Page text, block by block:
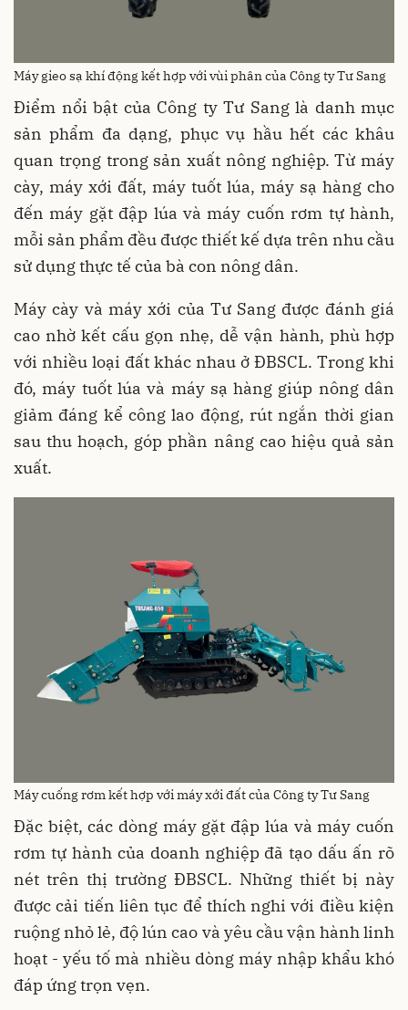
Máy gieo sạ khí động kết hợp với vùi phân của Công ty Tư Sang
Điểm nổi bật của Công ty Tư Sang là danh mục
sản phẩm đa dạng, phục vụ hầu hết các khâu
quan trọng trong sản xuất nông nghiệp. Từ máy
cày, máy xới đất, máy tuốt lúa, máy sạ hàng cho
đến máy gặt đập lúa và máy cuốn rơm tự hành,
mỗi sản phẩm đều được thiết kế dựa trên nhu cầu
sử dụng thực tế của bà con nông dân.
Máy cày và máy xới của Tư Sang được đánh giá
cao nhờ kết cấu gọn nhẹ, dễ vận hành, phù hợp
với nhiều loại đất khác nhau ở ĐBSCL. Trong khi
đó, máy tuốt lúa và máy sạ hàng giúp nông dân
giảm đáng kể công lao động, rút ngắn thời gian
sau thu hoạch, góp phần nâng cao hiệu quả sản
xuất.
Máy cuống rơm kết hợp với máy xới đất của Công ty Tư Sang
Đặc biệt, các dòng máy gặt đập lúa và máy cuốn
rơm tự hành của doanh nghiệp đã tạo dấu ấn rõ
nét trên thị trường ĐBSCL. Những thiết bị này
được cải tiến liên tục để thích nghi với điều kiện
ruộng nhỏ lẻ, độ lún cao và yêu cầu vận hành linh
hoạt - yếu tố mà nhiều dòng máy nhập khẩu khó
đáp ứng trọn vẹn.